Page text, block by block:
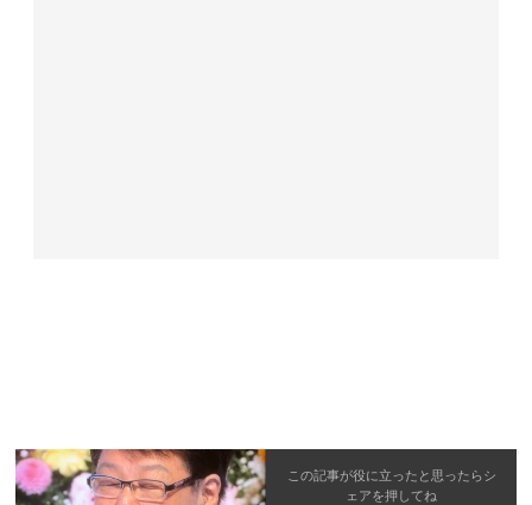
この記事が役に立ったと思ったらシ
ェアを押してね